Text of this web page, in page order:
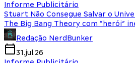
Informe Publicitário
Stuart Não Consegue Salvar o
The Big Bang Theory com “herói”
Redação NerdBunker
31.jul.26